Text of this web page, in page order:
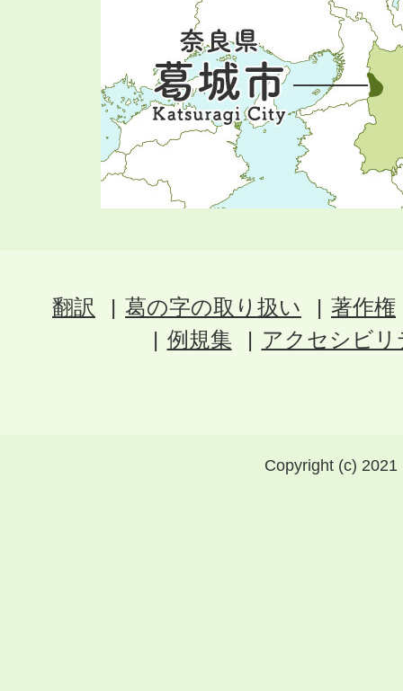
翻訳 葛の字の取り扱い
著作権
例規集
アクセシビ
Copyright (c)